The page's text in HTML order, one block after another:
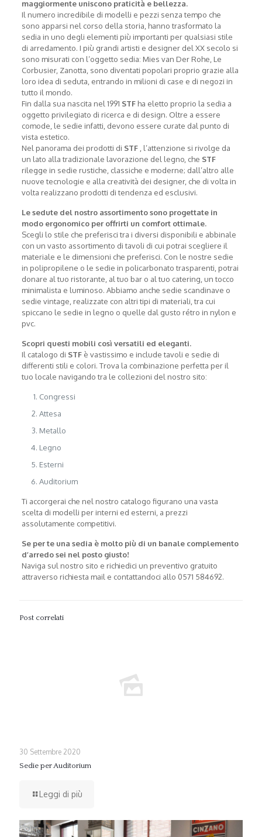
maggiormente uniscono praticità e bellezza.
Il numero incredibile di modelli e pezzi senza tempo che
sono apparsi nel corso della storia, hanno trasformato la
sedia in uno degli elementi più importanti per qualsiasi stile
di arredamento. I più grandi artisti e designer del XX secolo si
sono misurati con l’oggetto sedia: Mies van Der Rohe, Le
Corbusier, Zanotta, sono diventati popolari proprio grazie alla
loro idea di seduta, entrando in milioni di case e di negozi in
tutto il mondo.
Fin dalla sua nascita nel 1991 STFha eletto proprio la sedia a
oggetto privilegiato di ricerca e di design. Oltre a essere
comode, le sedie infatti, devono essere curate dal punto di
vista estetico.
Nel panorama dei prodotti di STF, l’attenzione si rivolge da
un lato alla tradizionale lavorazione del legno, che STF
rilegge in sedie rustiche, classiche e moderne; dall’altro alle
nuove tecnologie e alla creatività dei designer, che di volta in
volta realizzano prodotti di tendenza ed esclusivi.
Le sedute del nostro assortimento sono progettate in
modo ergonomico per offrirti un comfort ottimale.
Scegli lo stile che preferisci tra i diversi disponibili e abbinale
con un vasto assortimento di tavoli di cui potrai scegliere il
materiale e le dimensioni che preferisci. Con le nostre sedie
in polipropilene o le sedie in policarbonato trasparenti, potrai
donare al tuo ristorante, al tuo bar o al tuo catering, un tocco
minimalista e luminoso. Abbiamo anche sedie scandinave o
sedie vintage, realizzate con altri tipi di materiali, tra cui
spiccano le sedie in legno o quelle dal gusto rétro in nylon e
pvc.
Scopri questi mobili così versatili ed eleganti.
Il catalogo di STFè vastissimo e include tavoli e sedie di
differenti stili e colori. Trova la combinazione perfetta per il
tuo locale navigando tra le collezioni del nostro sito:
Congressi
Attesa
Metallo
Legno
Esterni
Auditorium
Ti accorgerai che nel nostro catalogo figurano una vasta
scelta di modelli per interni ed esterni, a prezzi
assolutamente competitivi.
Se per te una sedia è molto più di un banale complemento
d’arredo sei nel posto giusto!
Naviga sul nostro sito e richiedici un preventivo gratuito
attraverso richiesta mail e contattandoci allo 0571 584692.
Post correlati
30 Settembre 2020
Sedie per Auditorium
Leggi di più